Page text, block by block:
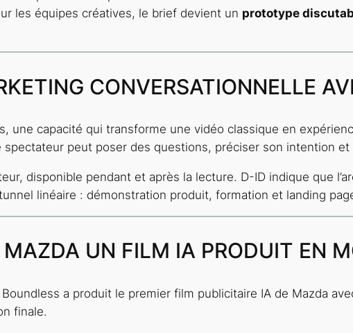
les équipes créatives, le brief devient un prototype
CONVERSATIONNELLE
une capacité qui transforme une vidéo classique en
peut poser des questions, préciser son intention
disponible pendant et après la lecture. D-ID indique que
linéaire : démonstration produit, formation et landing
UN FILM IA PRODUIT EN
a produit le premier film publicitaire IA de Mazda
finale.